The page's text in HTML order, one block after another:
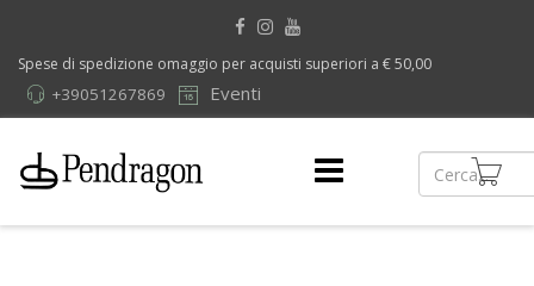
Spese di spedizione omaggio per acquisti superiori a € 50,00
Eventi
+39051267869